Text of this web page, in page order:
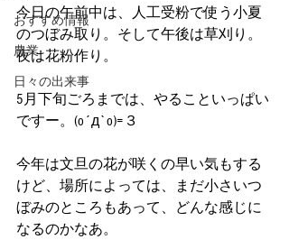
おすすめ情報
農業
日々の出来事
今日の午前中は、人工受粉で使う小夏
のつぼみ取り。そして午後は草刈り。
夜は花粉作り。
5月下旬ごろまでは、やることいっぱい
ですー。(o´д`o)=３
今年は文旦の花が咲くの早い気もする
けど、場所によっては、まだ小さいつ
ぼみのところもあって、どんな感じに
なるのかなあ。